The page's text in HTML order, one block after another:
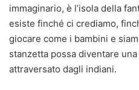
immaginario, è l’isola della
esiste finché ci crediamo,
giocare come i bambini e
stanzetta possa diventare
attraversato dagli indiani.